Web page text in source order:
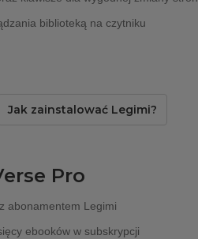
biblioteką na czytniku
Jak zainstalować Legimi?
Pro
abonamentem Legimi
ebooków w subskrypcji